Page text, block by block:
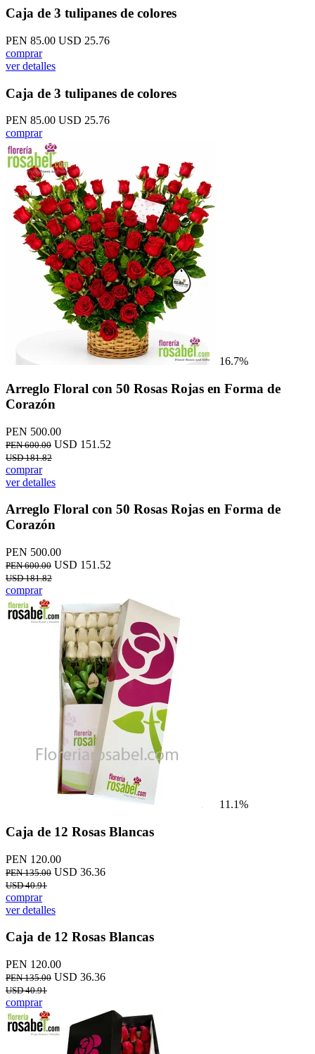
Caja de 3 tulipanes de colores
PEN 85.00 USD 25.76
comprar
ver detalles
Caja de 3 tulipanes de colores
PEN 85.00 USD 25.76
comprar
16.7%
Arreglo Floral con 50 Rosas Rojas en Forma de
Corazón
PEN 500.00
PEN 600.00 USD 151.52
USD 181.82
comprar
ver detalles
Arreglo Floral con 50 Rosas Rojas en Forma de
Corazón
PEN 500.00
PEN 600.00 USD 151.52
USD 181.82
comprar
11.1%
Caja de 12 Rosas Blancas
PEN 120.00
PEN 135.00 USD 36.36
USD 40.91
comprar
ver detalles
Caja de 12 Rosas Blancas
PEN 120.00
PEN 135.00 USD 36.36
USD 40.91
comprar